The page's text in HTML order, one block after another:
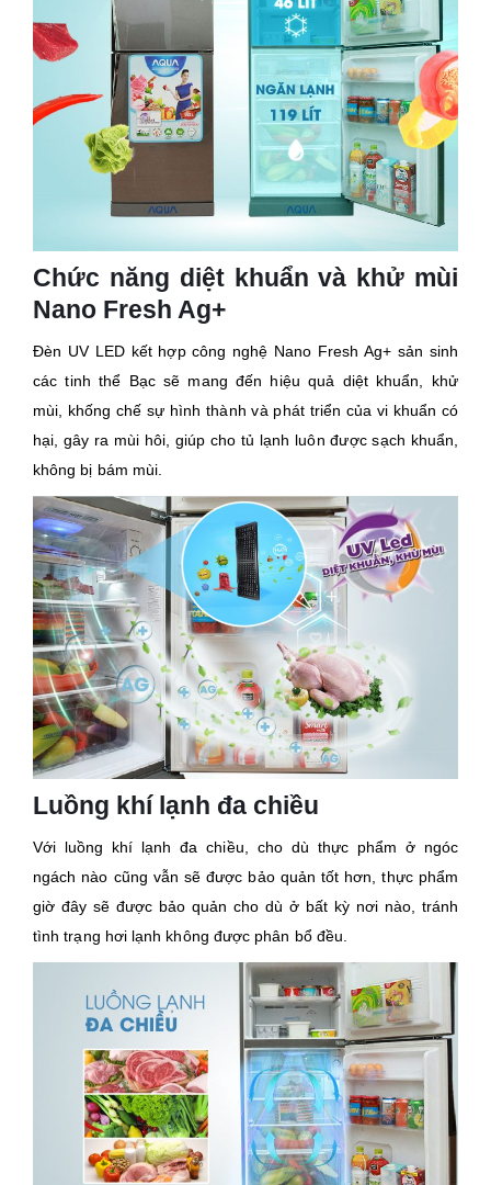
Chức năng diệt khuẩn và khử mùi
Nano Fresh Ag+
Đèn UV LED kết hợp công nghệ Nano Fresh Ag+ sản sinh
các tinh thể Bạc sẽ mang đến hiệu quả diệt khuẩn, khử
mùi, khống chế sự hình thành và phát triển của vi khuẩn có
hại, gây ra mùi hôi, giúp cho tủ lạnh luôn được sạch khuẩn,
không bị bám mùi.
Luồng khí lạnh đa chiều
Với luồng khí lạnh đa chiều, cho dù thực phẩm ở ngóc
ngách nào cũng vẫn sẽ được bảo quản tốt hơn, thực phẩm
giờ đây sẽ được bảo quản cho dù ở bất kỳ nơi nào, tránh
tình trạng hơi lạnh không được phân bổ đều.